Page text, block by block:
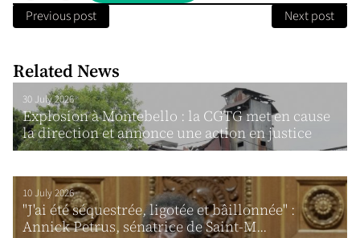
Previous post Next post
Related News
30 July 2026
Explosion à Montebello : la CGTG met en cause
la direction et annonce une action en justice
10 July 2026
"J'ai été séquestrée, ligotée et bâillonnée" :
Annick Petrus, sénatrice de Saint-M...